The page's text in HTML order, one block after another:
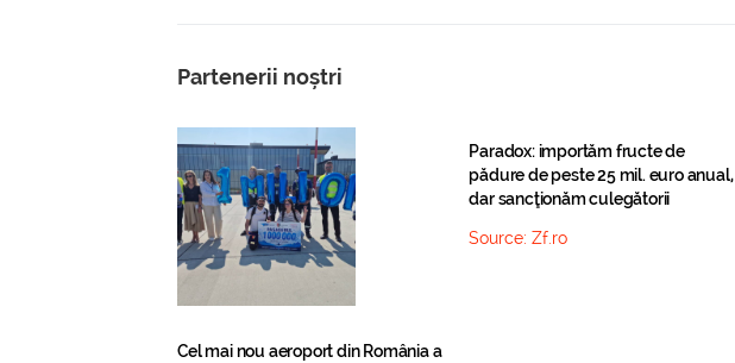
Partenerii noștri
Cel mai nou aeroport din România a
Paradox: importăm fructe de
pădure de peste 25 mil. euro anual,
dar sancţionăm culegătorii
Source:Zf.ro